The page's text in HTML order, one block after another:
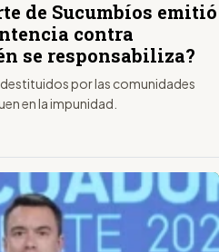
de Sucumbíos emitió
contra
se responsabiliza?
por las comunidades
en la impunidad.